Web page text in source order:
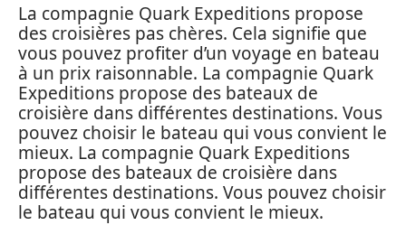
La compagnie Quark Expeditions propose
des croisières pas chères. Cela signifie que
vous pouvez profiter d’un voyage en bateau
à un prix raisonnable. La compagnie Quark
Expeditions propose des bateaux de
croisière dans différentes destinations. Vous
pouvez choisir le bateau qui vous convient le
mieux. La compagnie Quark Expeditions
propose des bateaux de croisière dans
différentes destinations. Vous pouvez choisir
le bateau qui vous convient le mieux.